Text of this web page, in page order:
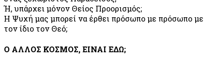
Ή, υπάρχει μόνον Θείος Προορισμός;
Η Ψυχή μας μπορεί να έρθει πρόσωπο με πρόσωπο με
τον ίδιο τον Θεό;
Ο ΑΛΛΟΣ ΚΟΣΜΟΣ, ΕΙΝΑΙ ΕΔΩ;